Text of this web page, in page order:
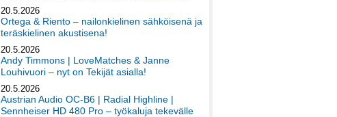
20.5.2026
Ortega & Riento – nailonkielinen sähköisenä ja
teräskielinen akustisena!
20.5.2026
Andy Timmons | LoveMatches & Janne
Louhivuori – nyt on Tekijät asialla!
20.5.2026
Austrian Audio OC-B6 | Radial Highline |
Sennheiser HD 480 Pro – työkaluja tekevälle